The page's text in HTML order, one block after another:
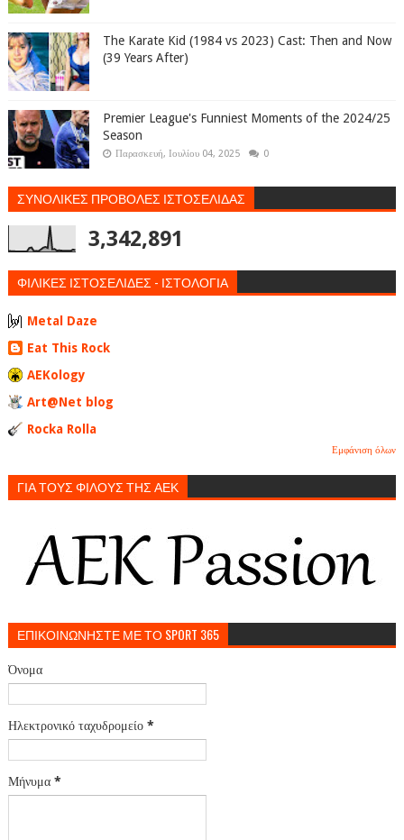
The Karate Kid (1984 vs 2023) Cast: Then and Now
(39 Years After)
Premier League's Funniest Moments of the 2024/25
Season
Παρασκευή, Ιουλίου 04, 2025 0
ΣΥΝΟΛΙΚΕΣ ΠΡΟΒΟΛΕΣ ΙΣΤΟΣΕΛΙΔΑΣ
3,342,891
ΦΙΛΙΚΕΣ ΙΣΤΟΣΕΛΙΔΕΣ - ΙΣΤΟΛΟΓΙΑ
Metal Daze
Eat This Rock
AEKology
Art@Net blog
Rocka Rolla
Εμφάνιση όλων
ΓΙΑ ΤΟΥΣ ΦΙΛΟΥΣ ΤΗΣ ΑΕΚ
ΕΠΙΚΟΙΝΩΝΗΣΤΕ ΜΕ ΤΟ SPORT 365
Όνομα
Ηλεκτρονικό ταχυδρομείο *
Μήνυμα *